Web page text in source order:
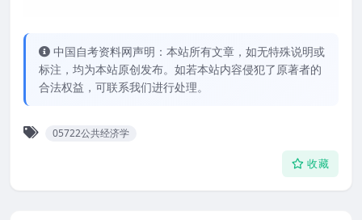
中国自考资料网声明：本站所有文章，如无特殊说明或
标注，均为本站原创发布。如若本站内容侵犯了原著者的
合法权益，可联系我们进行处理。
05722公共经济学
收藏